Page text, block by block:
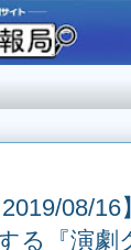
08/
る『演劇